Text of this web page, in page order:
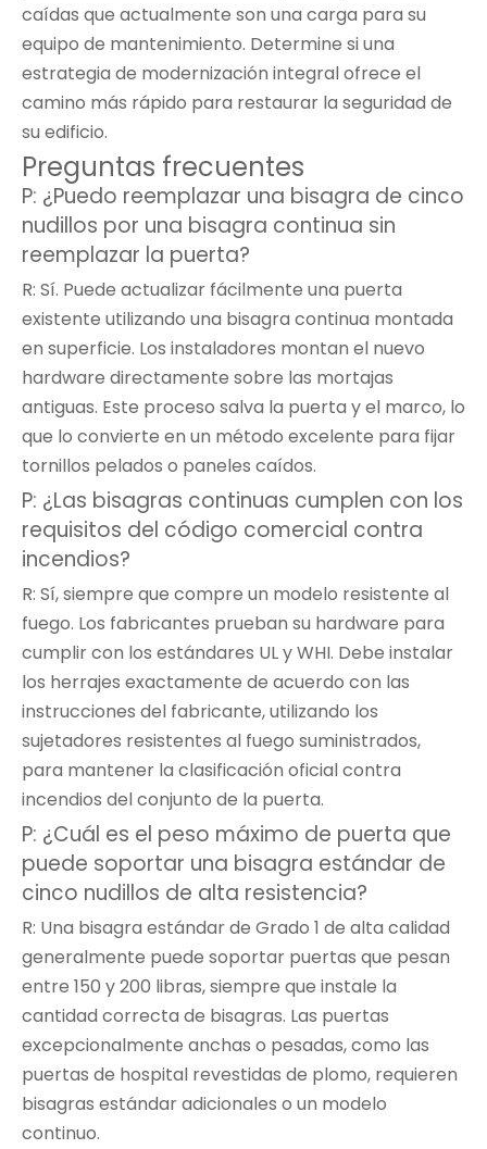
caídas que actualmente son una carga para su
equipo de mantenimiento. Determine si una
estrategia de modernización integral ofrece el
camino más rápido para restaurar la seguridad de
su edificio.
Preguntas frecuentes
P: ¿Puedo reemplazar una bisagra de cinco
nudillos por una bisagra continua sin
reemplazar la puerta?
R: Sí. Puede actualizar fácilmente una puerta
existente utilizando una bisagra continua montada
en superficie. Los instaladores montan el nuevo
hardware directamente sobre las mortajas
antiguas. Este proceso salva la puerta y el marco, lo
que lo convierte en un método excelente para fijar
tornillos pelados o paneles caídos.
P: ¿Las bisagras continuas cumplen con los
requisitos del código comercial contra
incendios?
R: Sí, siempre que compre un modelo resistente al
fuego. Los fabricantes prueban su hardware para
cumplir con los estándares UL y WHI. Debe instalar
los herrajes exactamente de acuerdo con las
instrucciones del fabricante, utilizando los
sujetadores resistentes al fuego suministrados,
para mantener la clasificación oficial contra
incendios del conjunto de la puerta.
P: ¿Cuál es el peso máximo de puerta que
puede soportar una bisagra estándar de
cinco nudillos de alta resistencia?
R: Una bisagra estándar de Grado 1 de alta calidad
generalmente puede soportar puertas que pesan
entre 150 y 200 libras, siempre que instale la
cantidad correcta de bisagras. Las puertas
excepcionalmente anchas o pesadas, como las
puertas de hospital revestidas de plomo, requieren
bisagras estándar adicionales o un modelo
continuo.